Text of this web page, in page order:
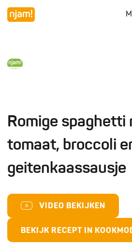
Romige spaghetti
tomaat, broccoli
geitenkaassausje
VIDEO BEKIJKEN
BEKIJK RECEPT IN